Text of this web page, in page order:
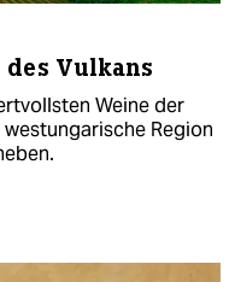
des Vulkans
Weine der
Region